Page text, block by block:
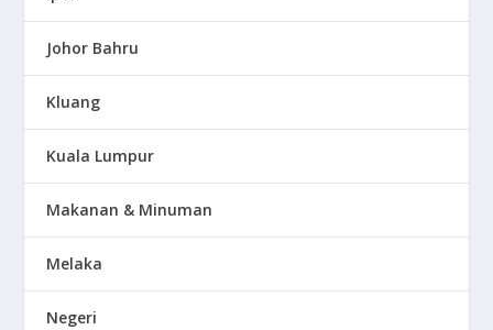
Johor Bahru
Kluang
Kuala Lumpur
Makanan & Minuman
Melaka
Negeri